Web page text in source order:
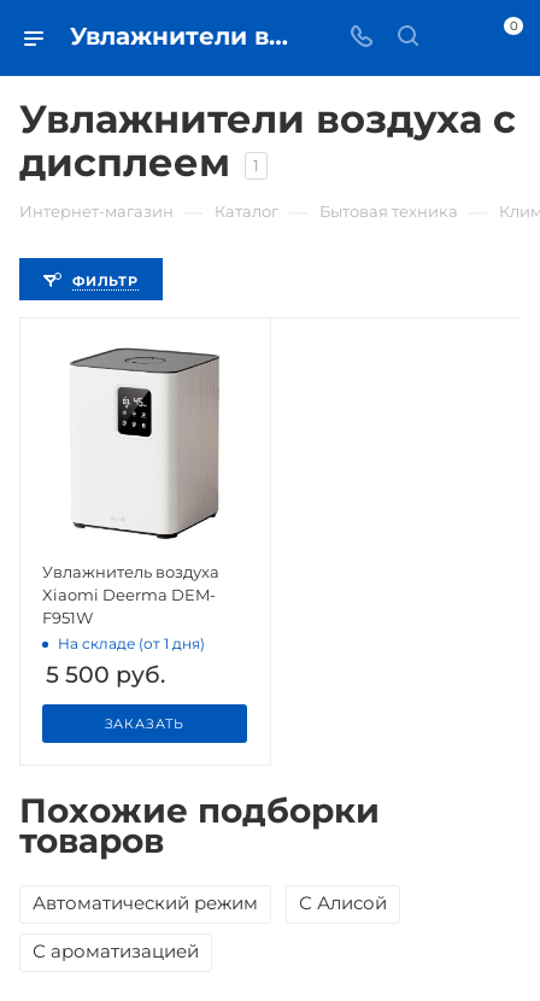
Увлажнители воздуха с дисплеем • купить увлажнитель с индикацией в Самаре - iЧехол 0
Увлажнители воздуха с
дисплеем
1
Интернет-магазин Каталог Бытовая техника
ФИЛЬТР
Увлажнитель воздуха
Xiaomi Deerma DEM-
F951W
На складе (от 1 дня)
5 500 руб.
ЗАКАЗАТЬ
Похожие подборки
товаров
Автоматический режим С Алисой
С ароматизацией